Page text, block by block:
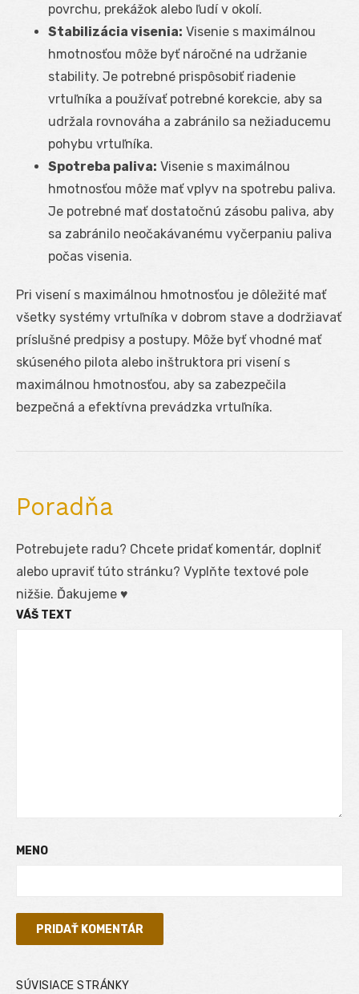
povrchu, prekážok alebo ľudí v okolí.
Stabilizácia visenia: Visenie s maximálnou
hmotnosťou môže byť náročné na udržanie
stability. Je potrebné prispôsobiť riadenie
vrtuľníka a používať potrebné korekcie, aby sa
udržala rovnováha a zabránilo sa nežiaducemu
pohybu vrtuľníka.
Spotreba paliva: Visenie s maximálnou
hmotnosťou môže mať vplyv na spotrebu paliva.
Je potrebné mať dostatočnú zásobu paliva, aby
sa zabránilo neočakávanému vyčerpaniu paliva
počas visenia.
Pri visení s maximálnou hmotnosťou je dôležité mať
všetky systémy vrtuľníka v dobrom stave a dodržiavať
príslušné predpisy a postupy. Môže byť vhodné mať
skúseného pilota alebo inštruktora pri visení s
maximálnou hmotnosťou, aby sa zabezpečila
bezpečná a efektívna prevádzka vrtuľníka.
Poradňa
Potrebujete radu? Chcete pridať komentár, doplniť
alebo upraviť túto stránku? Vyplňte textové pole
nižšie. Ďakujeme ♥
VÁŠ TEXT
MENO
SÚVISIACE STRÁNKY